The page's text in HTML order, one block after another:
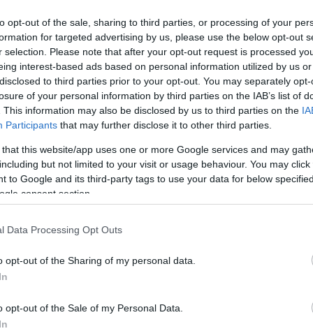
opt-out of the sale, sharing to third parties, or processing of your
for targeted advertising by us, please use the below opt-out
selection. Please note that after your opt-out request is processed
interest-based ads based on personal information utilized by us
to third parties prior to your opt-out. You may separately
of your personal information by third parties on the IAB’s list of
This information may also be disclosed by us to third parties on the
Participants that may further disclose it to other third parties.
that this website/app uses one or more Google services and may
but not limited to your visit or usage behaviour. You may
to Google and its third-party tags to use your data for below
consent section.
Data Processing Opt Outs
opt-out of the Sharing of my personal data.
opt-out of the Sale of my Personal Data.
TOVÁBB
komment
miniszter tájékoztatás egészségügyi törvény pártpolitika
covid
ha nem veszi komolyan a
vonatkozó
alkalmazását nem a szakmai szabályoknak
gyanúját. Többek között erről is szó esett
műsorában.
A